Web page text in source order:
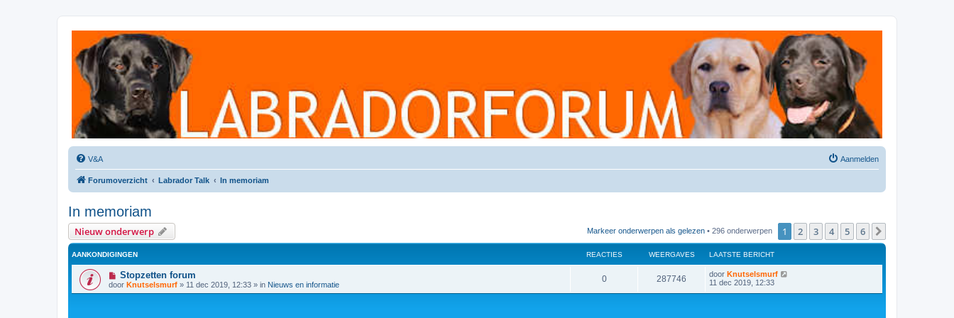
Labradorforum
Het gezelligste Labradorforum van Nederland en België!
V&A Aanmelden
Forumoverzicht Labrador Talk In memoriam
In memoriam
Nieuw onderwerp Markeer onderwerpen als gelezen • 296 onderwerpen 1 2 3 4 5 6
AANKONDIGINGEN REACTIES WEERGAVES LAATSTE BERICHT
Stopzetten forum
door Knutselsmurf » 11 dec 2019, 12:33 » in Nieuws en informatie
0 287746 door Knutselsmurf
11 dec 2019, 12:33